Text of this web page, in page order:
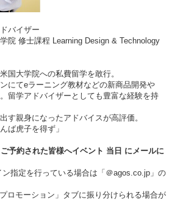
バイザー
院 修士課程 Learning Design & Technology
国大学院への私費留学を敢行。
にてeラーニング教材などの新商品開発や
留学アドバイザーとしても豊富な経験を持
す親身になったアドバイスが高評価。
ば虎子を得ず」
予約された皆様へイベント 当日 にメールに
指定を行っている場合は「＠agos.co.jp」の
ロモーション」タブに振り分けられる場合が